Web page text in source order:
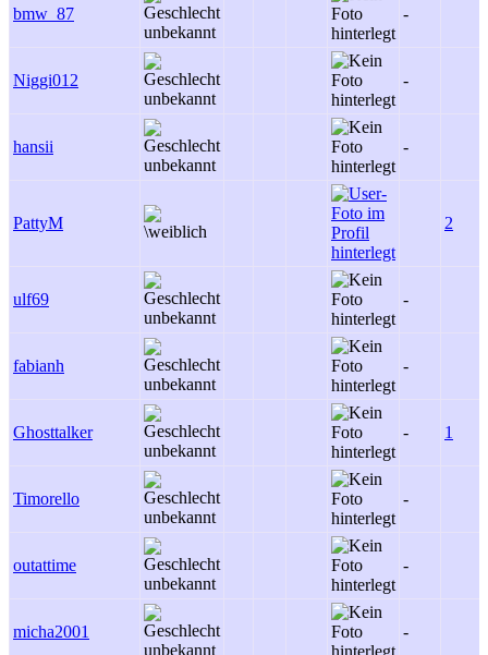
bmw_87 -
Niggi012 -
hansii -
PattyM 2
ulf69 -
fabianh -
Ghosttalker - 1
Timorello -
outattime -
micha2001 -